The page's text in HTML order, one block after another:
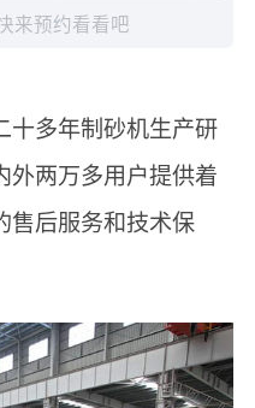
来预约看看吧
十多年制砂机生产研
外两万多用户提供着
售后服务和技术保